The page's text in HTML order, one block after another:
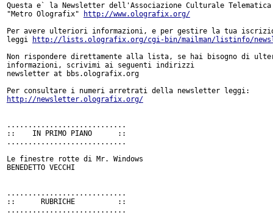
Questa e` la Newsletter dell'Associazione Culturale Telematica
"Metro Olografix"
http://www.olografix.org/
Per avere ulteriori informazioni, e per gestire la tua
leggi
http://lists.olografix.org/cgi-bin/mailman/listinfo/
Non rispondere direttamente alla lista, se hai bisogno di
informazioni, scrivimi ai seguenti indirizzi
newsletter at bbs.olografix.org
http://newsletter.olografix.org/
............................
::    IN PRIMO PIANO      ::
............................
Le finestre rotte di Mr. Windows
BENEDETTO VECCHI
............................
::      RUBRICHE          ::
............................